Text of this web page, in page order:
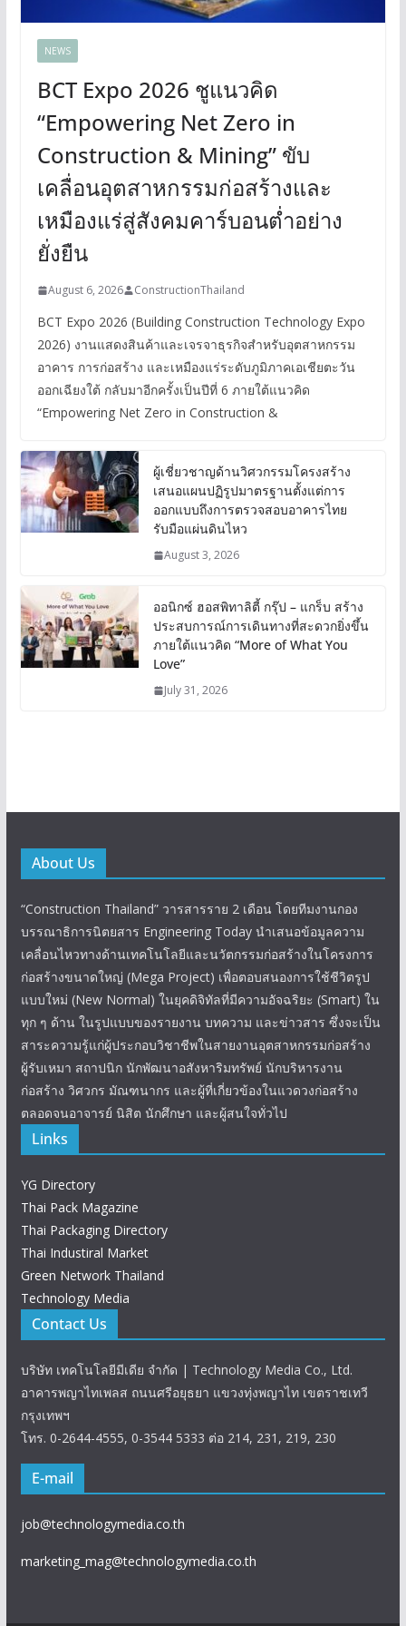
NEWS
BCT Expo 2026 ชูแนวคิด
“Empowering Net Zero in
Construction & Mining” ขับ
เคลื่อนอุตสาหกรรมก่อสร้างและ
เหมืองแร่สู่สังคมคาร์บอนต่ำอย่าง
ยั่งยืน
August 6, 2026 ConstructionThailand
BCT Expo 2026 (Building Construction Technology Expo
2026) งานแสดงสินค้าและเจรจาธุรกิจสำหรับอุตสาหกรรม
อาคาร การก่อสร้าง และเหมืองแร่ระดับภูมิภาคเอเชียตะวัน
ออกเฉียงใต้ กลับมาอีกครั้งเป็นปีที่ 6 ภายใต้แนวคิด
“Empowering Net Zero in Construction &
ผู้เชี่ยวชาญด้านวิศวกรรมโครงสร้าง
เสนอแผนปฏิรูปมาตรฐานตั้งแต่การ
ออกแบบถึงการตรวจสอบอาคารไทย
รับมือแผ่นดินไหว
August 3, 2026
ออนิกซ์ ฮอสพิทาลิตี้ กรุ๊ป – แกร็บ สร้าง
ประสบการณ์การเดินทางที่สะดวกยิ่งขึ้น
ภายใต้แนวคิด “More of What You
Love”
July 31, 2026
About Us
“Construction Thailand” วารสารราย 2 เดือน โดยทีมงานกอง
บรรณาธิการนิตยสาร Engineering Today นำเสนอข้อมูลความ
เคลื่อนไหวทางด้านเทคโนโลยีและนวัตกรรมก่อสร้างในโครงการ
ก่อสร้างขนาดใหญ่ (Mega Project) เพื่อตอบสนองการใช้ชีวิตรูป
แบบใหม่ (New Normal) ในยุคดิจิทัลที่มีความอัจฉริยะ (Smart) ใน
ทุก ๆ ด้าน ในรูปแบบของรายงาน บทความ และข่าวสาร ซึ่งจะเป็น
สาระความรู้แก่ผู้ประกอบวิชาชีพในสายงานอุตสาหกรรมก่อสร้าง
ผู้รับเหมา สถาปนิก นักพัฒนาอสังหาริมทรัพย์ นักบริหารงาน
ก่อสร้าง วิศวกร มัณฑนากร และผู้ที่เกี่ยวข้องในแวดวงก่อสร้าง
ตลอดจนอาจารย์ นิสิต นักศึกษา และผู้สนใจทั่วไป
Links
YG Directory
Thai Pack Magazine
Thai Packaging Directory
Thai Industiral Market
Green Network Thailand
Technology Media
Contact Us
บริษัท เทคโนโลยีมีเดีย จำกัด | Technology Media Co., Ltd.
อาคารพญาไทเพลส ถนนศรีอยุธยา แขวงทุ่งพญาไท เขตราชเทวี
กรุงเทพฯ
โทร. 0-2644-4555, 0-3544 5333 ต่อ 214, 231, 219, 230
E-mail
job@technologymedia.co.th
marketing_mag@technologymedia.co.th